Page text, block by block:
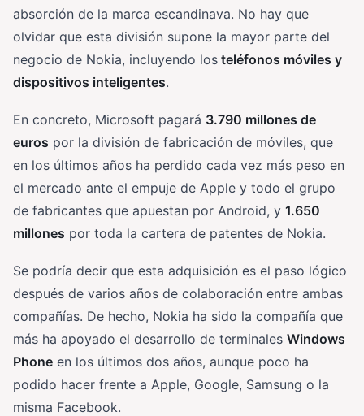
absorción de la marca escandinava. No hay que
olvidar que esta división supone la mayor parte del
negocio de Nokia, incluyendo los teléfonos móviles y
dispositivos inteligentes.
En concreto, Microsoft pagará 3.790 millones de
euros por la división de fabricación de móviles, que
en los últimos años ha perdido cada vez más peso en
el mercado ante el empuje de Apple y todo el grupo
de fabricantes que apuestan por Android, y 1.650
millones por toda la cartera de patentes de Nokia.
Se podría decir que esta adquisición es el paso lógico
después de varios años de colaboración entre ambas
compañías. De hecho, Nokia ha sido la compañía que
más ha apoyado el desarrollo de terminales Windows
Phone en los últimos dos años, aunque poco ha
podido hacer frente a Apple, Google, Samsung o la
misma Facebook.